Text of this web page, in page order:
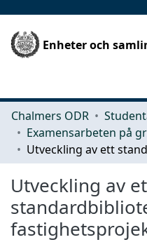
Enheter och
Chalmers ODR
Utveckling av